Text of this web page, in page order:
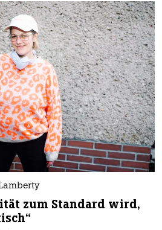
zum Standard wird,